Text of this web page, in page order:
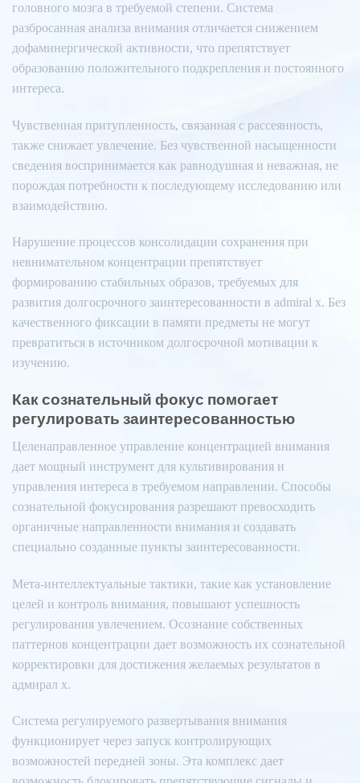
головного мозга в требуемой степени. Система
разбросанная анализа внимания отличается снижением
дофаминергической активности, что препятствует
образованию положительного подкрепления и постоянного
интереса.
Чувственная притупленность, связанная с рассеянность,
также снижает увлечение. Без чувственной насыщенности
сведения воспринимается как равнодушная и неважная, не
порождая потребности к последующему исследованию или
взаимодействию.
Нарушение процессов консолидации сохранения при
невнимательном концентрации препятствует
формированию стабильных образов, требуемых для
развития долгосрочного заинтересованности в admiral x. Без
качественного фиксации в памяти предметы не могут
превратиться в источником долгосрочной мотивации к
изучению.
Как сознательный фокус помогает
регулировать заинтересованностью
Целенаправленное управление концентрацией внимания
дает мощный инструмент для культивирования и
управления интереса в требуемом направлении. Способы
сознательной фокусирования разрешают превосходить
органичные направленности внимания и создавать
специально созданные пункты заинтересованности.
Мета-интеллектуальные тактики, такие как установление
целей и контроль внимания, повышают успешность
регулирования увлечением. Осознание собственных
паттернов концентрации дает возможность их сознательной
корректировки для достижения желаемых результатов в
адмирал х.
Система регулируемого развертывания внимания
функционирует через запуск контролирующих
возможностей передней зоны. Эта комплекс дает